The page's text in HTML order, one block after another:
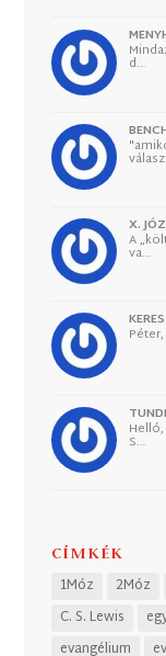
d…
X.
A
va…
S…
CÍMKÉK
1Móz 2Móz
C. S. Lewis
evangélium